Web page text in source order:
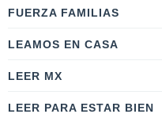
FUERZA FAMILIAS
LEAMOS EN CASA
LEER MX
LEER PARA ESTAR BIEN